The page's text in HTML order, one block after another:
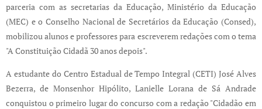
parceria com as secretarias da Educação, Ministério da Educação
(MEC) e o Conselho Nacional de Secretários da Educação (Consed),
mobilizou alunos e professores para escreverem redações com o tema
"A Constituição Cidadã 30 anos depois".
A estudante do Centro Estadual de Tempo Integral (CETI) José Alves
Bezerra, de Monsenhor Hipólito, Lanielle Lorana de Sá Andrade
conquistou o primeiro lugar do concurso com a redação "Cidadão em